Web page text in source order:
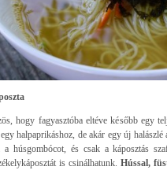
hogy fagyasztóba eltéve később egy
halpaprikáshoz, de akár egy új
a húsgombócot, és csak a káposztás
is csinálhatunk. Hússal,